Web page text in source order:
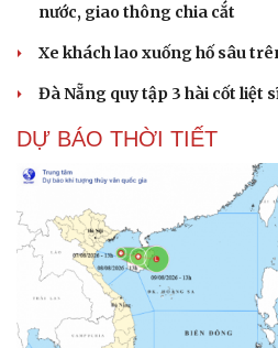
nước, giao thông chia cắt
Xe khách lao xuống hố sâu
Đà Nẵng quy tập 3 hài cốt liệt
DỰ BÁO THỜI TIẾT